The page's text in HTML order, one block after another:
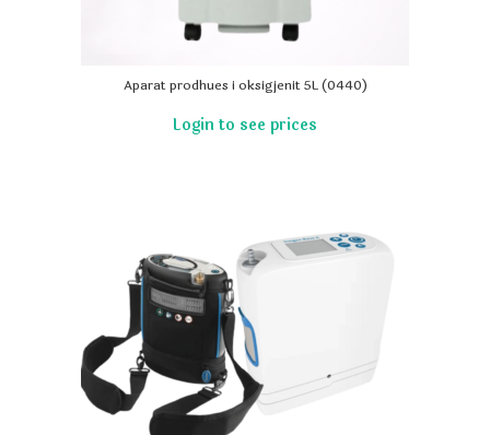
Aparat prodhues i oksigjenit 5L (0440)